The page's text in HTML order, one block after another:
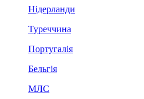
Нідерланди
Туреччина
Португалія
Бельгія
МЛС